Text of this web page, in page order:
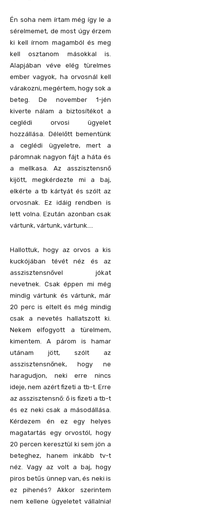
Én soha nem írtam még így le a
sérelmemet, de most úgy érzem
ki kell írnom magamból és meg
kell osztanom másokkal is.
Alapjában véve elég türelmes
ember vagyok, ha orvosnál kell
várakozni, megértem, hogy sok a
beteg. De november 1-jén
kiverte nálam a biztosítékot a
ceglédi orvosi ügyelet
hozzállása. Délelőtt bementünk
a ceglédi ügyeletre, mert a
páromnak nagyon fájt a háta és
a mellkasa. Az asszisztensnő
kijött, megkérdezte mi a baj,
elkérte a tb kártyát és szólt az
orvosnak. Ez idáig rendben is
lett volna. Ezután azonban csak
vártunk, vártunk, vártunk….
Hallottuk, hogy az orvos a kis
kuckójában tévét néz és az
asszisztensnővel jókat
nevetnek. Csak éppen mi még
mindig vártunk és vártunk, már
20 perc is eltelt és még mindig
csak a nevetés hallatszott ki.
Nekem elfogyott a türelmem,
kimentem. A párom is hamar
utánam jött, szólt az
asszisztensnőnek, hogy ne
haragudjon, neki erre nincs
ideje, nem azért fizeti a tb-t. Erre
az asszisztensnő: ő is fizeti a tb-t
és ez neki csak a másodállása.
Kérdezem én ez egy helyes
magatartás egy orvostól, hogy
20 percen keresztül ki sem jön a
beteghez, hanem inkább tv-t
néz. Vagy az volt a baj, hogy
piros betűs ünnep van, és neki is
ez pihenés? Akkor szerintem
nem kellene ügyeletet vállalnia!